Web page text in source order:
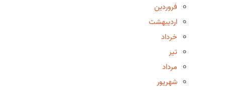
فروردین
اردیبهشت
خرداد
تیر
مرداد
شهریور